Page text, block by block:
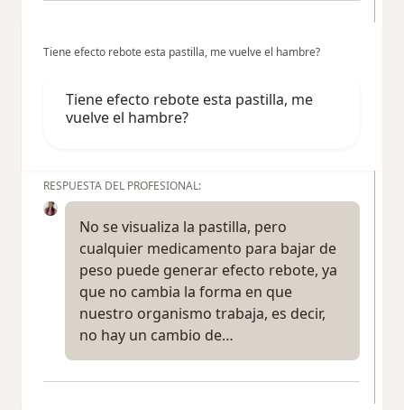
Tiene efecto rebote esta pastilla, me vuelve el hambre?
Tiene efecto rebote esta pastilla, me
vuelve el hambre?
RESPUESTA DEL PROFESIONAL:
No se visualiza la pastilla, pero
cualquier medicamento para bajar de
peso puede generar efecto rebote, ya
que no cambia la forma en que
nuestro organismo trabaja, es decir,
no hay un cambio de…